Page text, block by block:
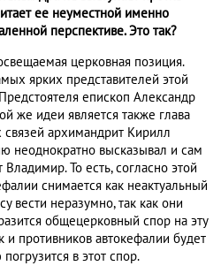
ее неуместной именно
перспективе. Это так?
церковная позиция.
ярких представителей этой
епископ Александр
же идеи является также глава
архимандрит Кирилл
неоднократно высказывал и сам
То есть, согласно этой
снимается как неактуальный
вести неразумно, так как они
общецерковный спор на эту
и противников автокефалии будет
в этот спор.